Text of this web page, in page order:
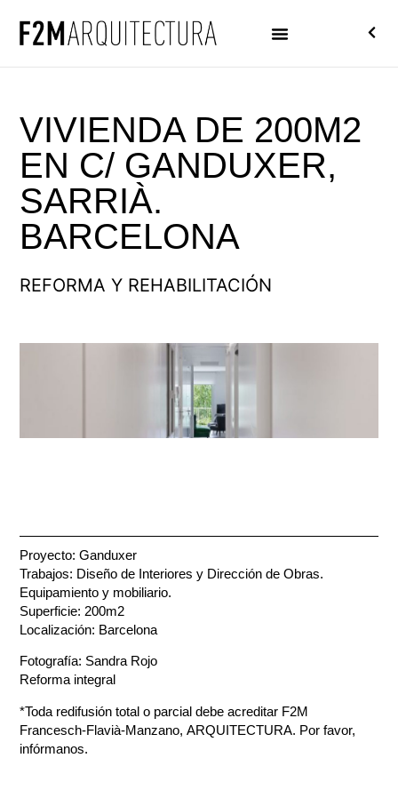
VIVIENDA DE 200M2
EN C/ GANDUXER,
SARRIÀ.
BARCELONA
REFORMA Y REHABILITACIÓN
Proyecto: Ganduxer
Trabajos: Diseño de Interiores y Dirección de Obras.
Equipamiento y mobiliario.
Superficie: 200m2
Localización: Barcelona
Fotografía: Sandra Rojo
Reforma integral
*Toda redifusión total o parcial debe acreditar F2M
Francesch-Flavià-Manzano, ARQUITECTURA. Por favor,
infórmanos.